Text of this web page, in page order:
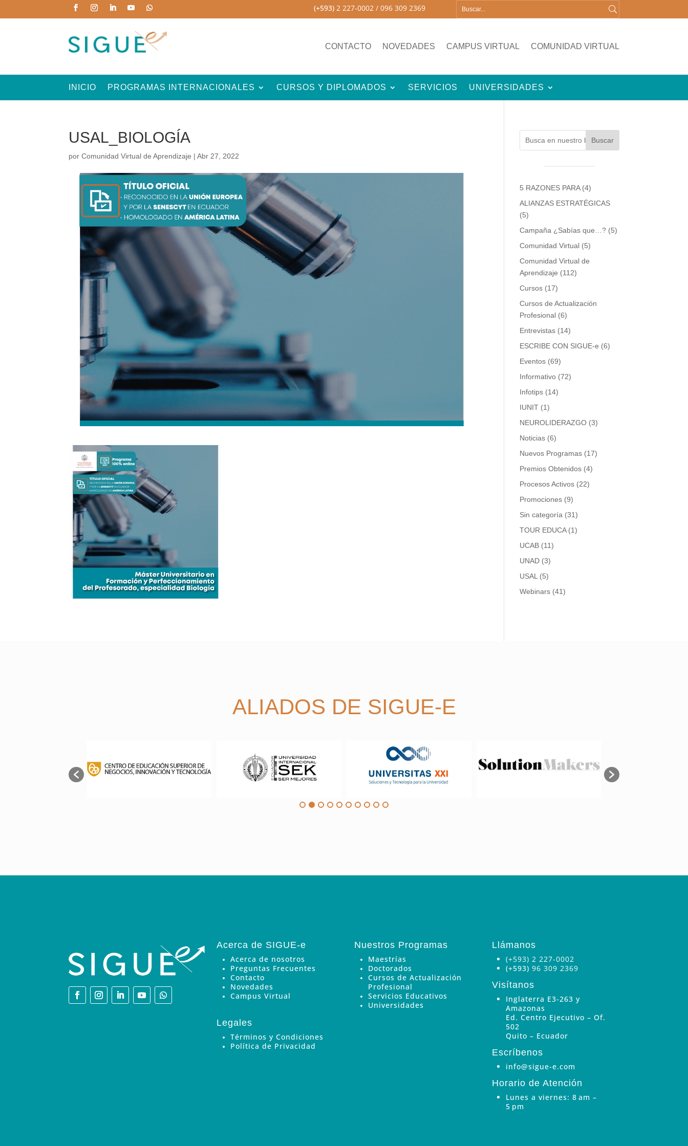
(+593)2 227-0002 / 096 309 2369
CONTACTO NOVEDADES CAMPUS VIRTUAL COMUNIDAD VIRTUAL
INICIO PROGRAMAS INTERNACIONALES CURSOS Y DIPLOMADOS SERVICIOS UNIVERSIDADES
USAL_BIOLOGÍA
porComunidad Virtual de Aprendizaje |Abr 27, 2022
Buscar
5 RAZONES PARA(4)
ALIANZAS ESTRATÉGICAS
(5)
Campaña ¿Sabías que…? (5)
Comunidad Virtual (5)
Comunidad Virtual de
Aprendizaje (112)
Cursos (17)
Cursos de Actualización
Profesional (6)
Entrevistas (14)
ESCRIBE CON SIGUE-e (6)
Eventos (69)
Informativo (72)
Infotips (14)
IUNIT (1)
NEUROLIDERAZGO (3)
Noticias (6)
Nuevos Programas (17)
Premios Obtenidos (4)
Procesos Activos (22)
Promociones (9)
Sin categoría (31)
TOUR EDUCA(1)
UCAB (11)
UNAD (3)
USAL (5)
Webinars (41)
ALIADOS DE SIGUE-E
Acerca de SIGUE-e
Acerca de nosotros
Preguntas Frecuentes
Contacto
Novedades
Campus Virtual
Legales
Términos y Condiciones
Política de Privacidad
Nuestros Programas
Maestrías
Doctorados
Cursos de Actualización
Profesional
Servicios Educativos
Universidades
Llámanos
(+593) 2 227-0002
(+593) 96 309 2369
Visítanos
Inglaterra E3-263 y
Amazonas
Ed. Centro Ejecutivo – Of.
502
Quito – Ecuador
Escríbenos
info@sigue-e.com
Horario de Atención
Lunes a viernes: 8 am –
5 pm